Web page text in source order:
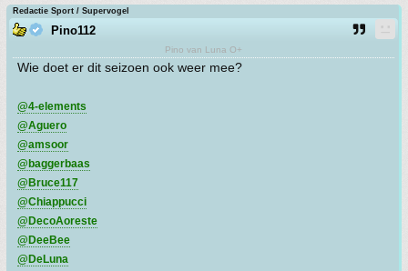
Redactie Sport / Supervogel
Pino112
Pino van Luna O+
Wie doet er dit seizoen ook weer mee?
@4-elements
@Aguero
@amsoor
@baggerbaas
@Bruce117
@Chiappucci
@DecoAoreste
@DeeBee
@DeLuna